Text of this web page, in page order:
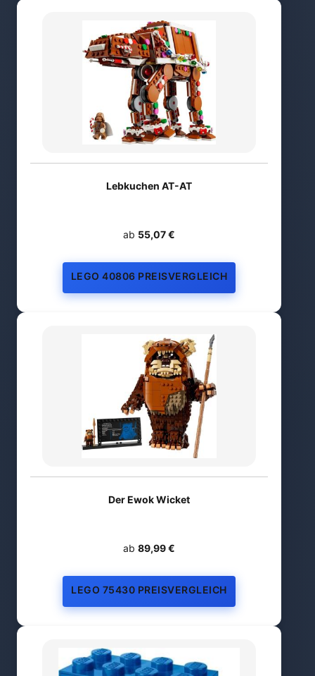
Lebkuchen AT-AT
ab 55,07 €
LEGO 40806 PREISVERGLEICH
Der Ewok Wicket
ab 89,99 €
LEGO 75430 PREISVERGLEICH